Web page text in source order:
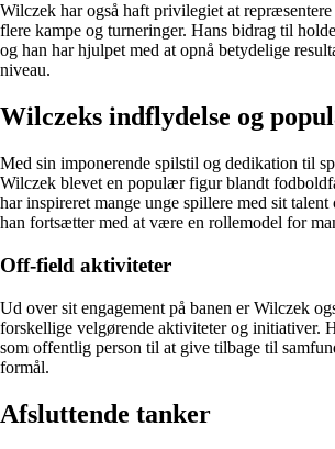
Wilczek har også haft privilegiet at
flere kampe og turneringer. Hans bidrag til
og han har hjulpet med at opnå betydelige
niveau.
Wilczeks indflydelse og
Med sin imponerende spilstil og dedikation til
Wilczek blevet en populær figur blandt
har inspireret mange unge spillere med sit
han fortsætter med at være en rollemodel for
Off-field aktiviteter
Ud over sit engagement på banen er Wilczek
forskellige velgørende aktiviteter og initiativer.
som offentlig person til at give tilbage til
formål.
Afsluttende tanker